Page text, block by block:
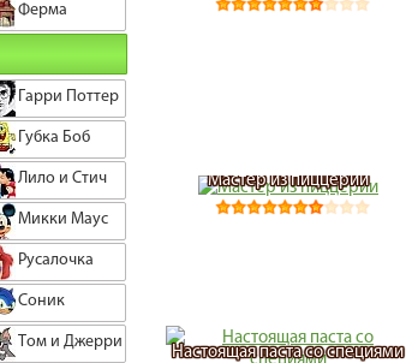
Ферма
Гарри Поттер
Губка Боб
Лило и Стич
Микки Маус
Русалочка
Соник
Том и Джерри
Мастер из пиццерии
Настоящая паста со специями